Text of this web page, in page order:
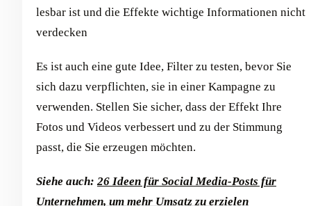
lesbar ist und die Effekte wichtige Informationen nicht
verdecken
Es ist auch eine gute Idee, Filter zu testen, bevor Sie
sich dazu verpflichten, sie in einer Kampagne zu
verwenden. Stellen Sie sicher, dass der Effekt Ihre
Fotos und Videos verbessert und zu der Stimmung
passt, die Sie erzeugen möchten.
Siehe auch:26 Ideen für Social Media-Posts für
Unternehmen, um mehr Umsatz zu erzielen